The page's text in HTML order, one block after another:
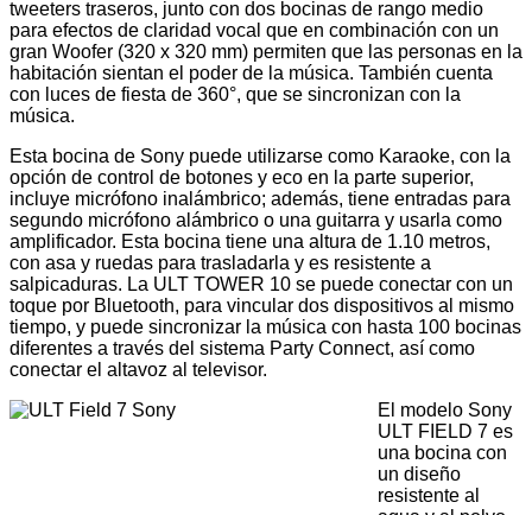
tweeters traseros, junto con dos bocinas de rango medio
para efectos de claridad vocal que en combinación con un
gran Woofer (320 x 320 mm) permiten que las personas en la
habitación sientan el poder de la música. También cuenta
con luces de fiesta de 360°, que se sincronizan con la
música.
Esta bocina de Sony puede utilizarse como Karaoke, con la
opción de control de botones y eco en la parte superior,
incluye micrófono inalámbrico; además, tiene entradas para
segundo micrófono alámbrico o una guitarra y usarla como
amplificador. Esta bocina tiene una altura de 1.10 metros,
con asa y ruedas para trasladarla y es resistente a
salpicaduras. La ULT TOWER 10 se puede conectar con un
toque por Bluetooth, para vincular dos dispositivos al mismo
tiempo, y puede sincronizar la música con hasta 100 bocinas
diferentes a través del sistema Party Connect, así como
conectar el altavoz al televisor.
El modelo Sony
ULT FIELD 7 es
una bocina con
un diseño
resistente al